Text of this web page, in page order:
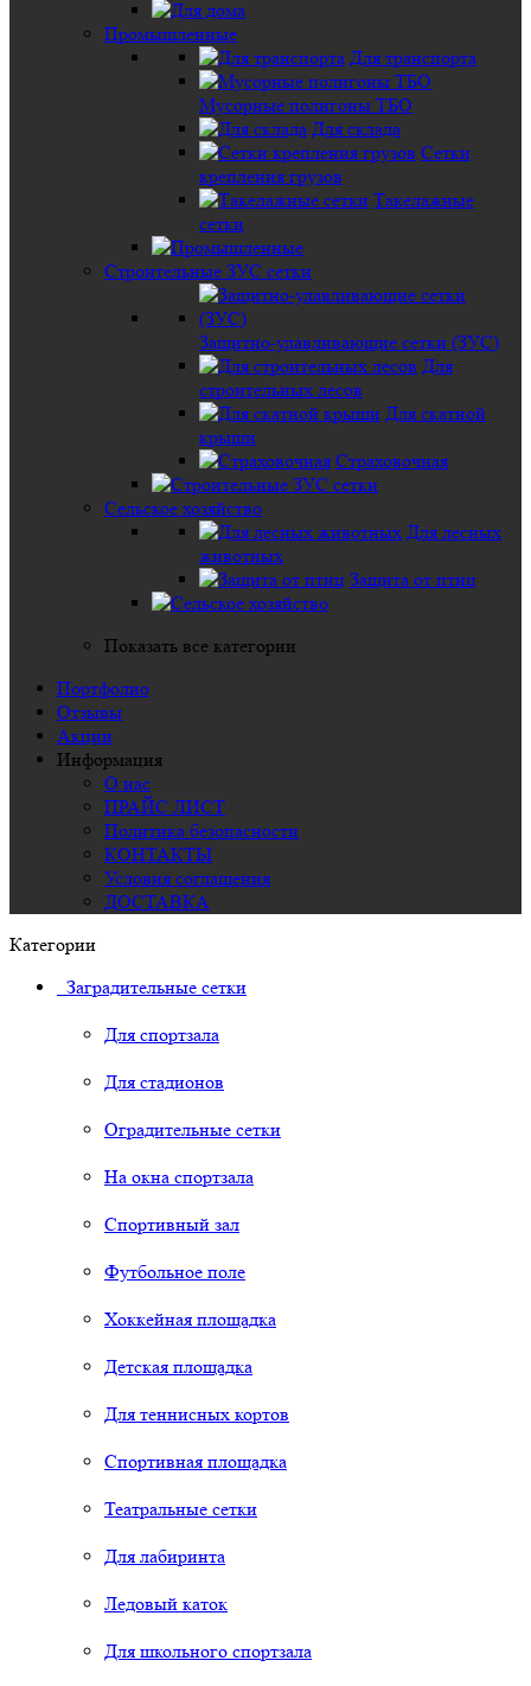
Промышленные
Для транспорта
Мусорные полигоны ТБО
Для склада
Сетки
крепления грузов
Такелажные
сетки
Строительные ЗУС сетки
Защитно-улавливающие сетки (ЗУС)
Для
строительных лесов
Для скатной
крыши
Страховочная
Сельское хозяйство
Для лесных
животных
Защита от птиц
Показать все категории
Портфолио
Отзывы
Акции
Информация
О нас
ПРАЙС ЛИСТ
Политика безопасности
КОНТАКТЫ
Условия соглашения
ДОСТАВКА
Категории
Заградительные сетки
Для спортзала
Для стадионов
Оградительные сетки
На окна спортзала
Спортивный зал
Футбольное поле
Хоккейная площадка
Детская площадка
Для теннисных кортов
Спортивная площадка
Театральные сетки
Для лабиринта
Ледовый каток
Для школьного спортзала